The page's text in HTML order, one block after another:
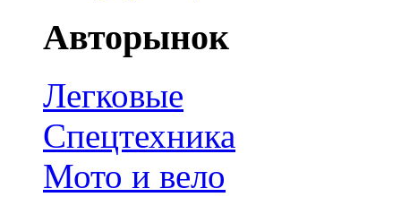
Авторынок
Легковые
Спецтехника
Мото и вело